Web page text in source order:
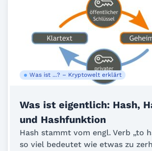
Was ist ...? – Kryptowelt erklärt
Was ist eigentlich: Hash,
und Hashfunktion
Hash stammt vom engl. Verb „to
so viel bedeutet wie etwas zu